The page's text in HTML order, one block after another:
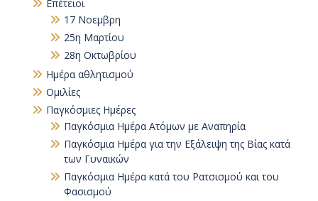
Επέτειοι
17 Νοεμβρη
25η Μαρτίου
28η Οκτωβρίου
Ημέρα αθλητισμού
Ομιλίες
Παγκόσμιες Ημέρες
Παγκόσμια Ημέρα Ατόμων με Αναπηρία
Παγκόσµια Ηµέρα για την Εξάλειψη της Βίας κατά
των Γυναικών
Παγκόσμια Ημέρα κατά του Ρατσισμού και του
Φασισμού